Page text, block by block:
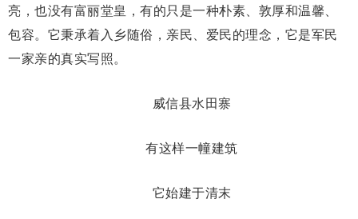
亮，也没有富丽堂皇，有的只是一种朴素、敦厚和温馨、
包容。它秉承着入乡随俗，亲民、爱民的理念，它是军民
一家亲的真实写照。
威信县水田寨
有这样一幢建筑
它始建于清末